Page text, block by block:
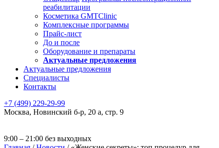
реабилитации
Косметика GMTClinic
Комплексные программы
Прайс-лист
До и после
Оборудование и препараты
Актуальные предложения
Актуальные предложения
Специалисты
Контакты
+7 (499) 229-29-99
Москва, Новинский б-р, 20 а, стр. 9
9:00 – 21:00 без выходных